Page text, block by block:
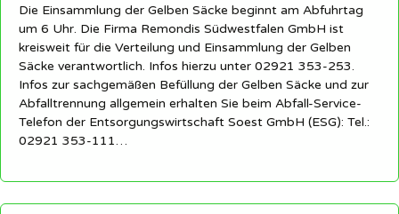
Die Einsammlung der Gelben Säcke beginnt am Abfuhrtag
um 6 Uhr. Die Firma Remondis Südwestfalen GmbH ist
kreisweit für die Verteilung und Einsammlung der Gelben
Säcke verantwortlich. Infos hierzu unter 02921 353-253.
Infos zur sachgemäßen Befüllung der Gelben Säcke und zur
Abfalltrennung allgemein erhalten Sie beim Abfall-Service-
Telefon der Entsorgungswirtschaft Soest GmbH (ESG): Tel.:
02921 353-111…